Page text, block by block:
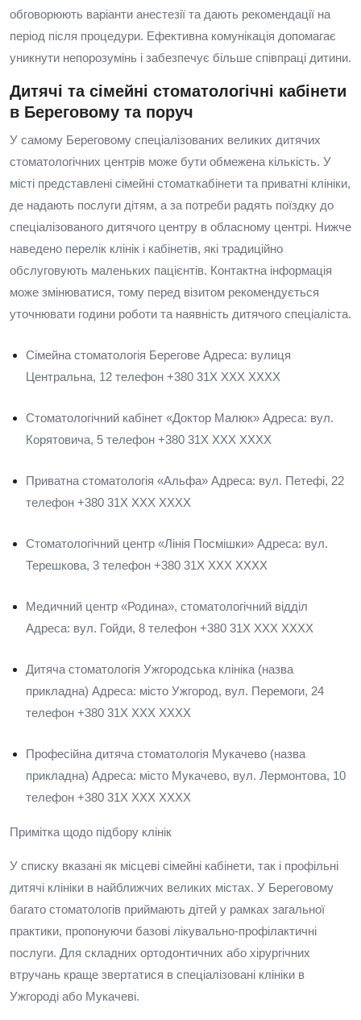
обговорюють варіанти анестезії та дають рекомендації на
період після процедури. Ефективна комунікація допомагає
уникнути непорозумінь і забезпечує більше співпраці дитини.
Дитячі та сімейні стоматологічні кабінети
в Береговому та поруч
У самому Береговому спеціалізованих великих дитячих
стоматологічних центрів може бути обмежена кількість. У
місті представлені сімейні стоматкабінети та приватні клініки,
де надають послуги дітям, а за потреби радять поїздку до
спеціалізованого дитячого центру в обласному центрі. Нижче
наведено перелік клінік і кабінетів, які традиційно
обслуговують маленьких пацієнтів. Контактна інформація
може змінюватися, тому перед візитом рекомендується
уточнювати години роботи та наявність дитячого спеціаліста.
Сімейна стоматологія Берегове Адреса: вулиця
Центральна, 12 телефон +380 31X XXX XXXX
Стоматологічний кабінет «Доктор Малюк» Адреса: вул.
Корятовича, 5 телефон +380 31X XXX XXXX
Приватна стоматологія «Альфа» Адреса: вул. Петефі, 22
телефон +380 31X XXX XXXX
Стоматологічний центр «Лінія Посмішки» Адреса: вул.
Терешкова, 3 телефон +380 31X XXX XXXX
Медичний центр «Родина», стоматологічний відділ
Адреса: вул. Гойди, 8 телефон +380 31X XXX XXXX
Дитяча стоматологія Ужгородська клініка (назва
прикладна) Адреса: місто Ужгород, вул. Перемоги, 24
телефон +380 31X XXX XXXX
Професійна дитяча стоматологія Мукачево (назва
прикладна) Адреса: місто Мукачево, вул. Лермонтова, 10
телефон +380 31X XXX XXXX
Примітка щодо підбору клінік
У списку вказані як місцеві сімейні кабінети, так і профільні
дитячі клініки в найближчих великих містах. У Береговому
багато стоматологів приймають дітей у рамках загальної
практики, пропонуючи базові лікувально-профілактичні
послуги. Для складних ортодонтичних або хірургічних
втручань краще звертатися в спеціалізовані клініки в
Ужгороді або Мукачеві.